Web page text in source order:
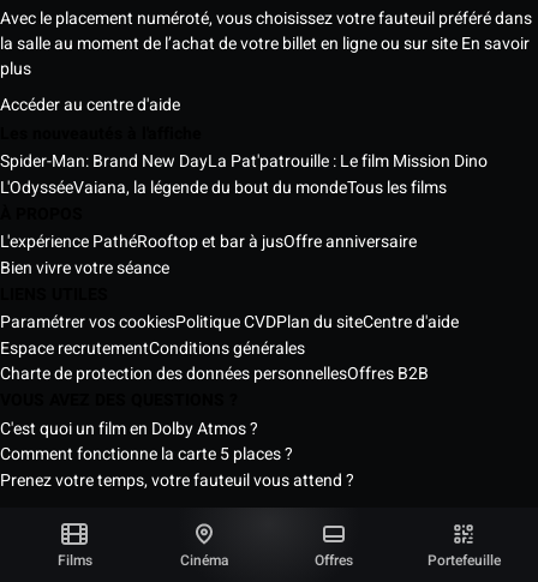
Films Cinéma Offres Portefeuille
Avec le placement numéroté, vous choisissez votre fauteuil préféré dans
la salle au moment de l’achat de votre billet en ligne ou sur siteEn savoir
plus
Accéder au centre d'aide
Spider-Man: Brand New DayLa Pat'patrouille : Le film Mission Dino
L'OdysséeVaiana, la légende du bout du mondeTous les films
L'expérience PathéRooftop et bar à jusOffre anniversaire
Bien vivre votre séance
Paramétrer vos cookiesPolitique CVDPlan du siteCentre d'aide
Espace recrutementConditions générales
Charte de protection des données personnellesOffres B2B
C'est quoi un film en Dolby Atmos ?
Comment fonctionne la carte 5 places ?
Prenez votre temps, votre fauteuil vous attend ?
Les Cinémas Pathé Sénégal © 2026
Tous droits réservés ®